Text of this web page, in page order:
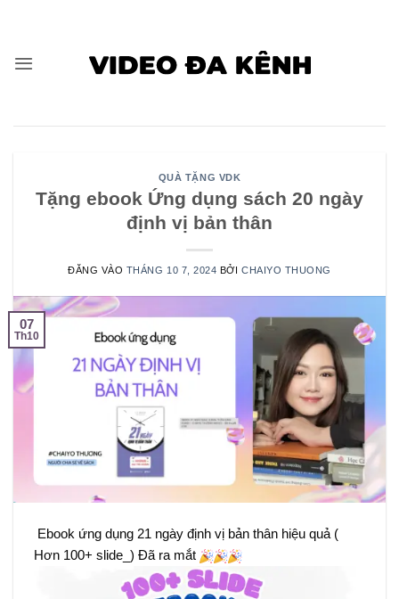
dung
QUÀ TẶNG VDK
Tặng ebook Ứng dụng sách 20 ngày
định vị bản thân
ĐĂNG VÀO THÁNG 10 7, 2024 BỞICHAIYO THUONG
07
Th10
Ebook ứng dụng 21 ngày định vị bản thân hiệu quả (
Hơn 100+ slide_) Đã ra mắt